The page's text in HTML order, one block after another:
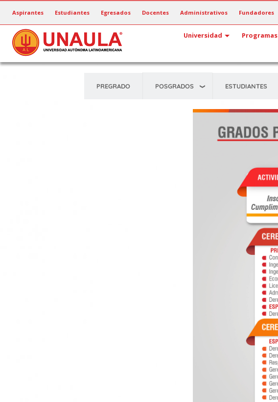
contenido
principal
Aspirantes Estudiantes Egresados Docentes Administrativos Fundadores
Universidad Programas
PREGRADO POSGRADOS ESTUDIANTES